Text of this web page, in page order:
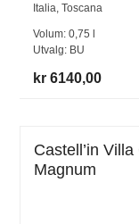
Italia,Toscana
Volum:0,75
Utvalg: BU
kr 6140,00
Castell’in
Magnum